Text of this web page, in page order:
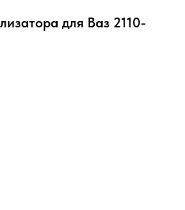
для Ваз 2110-